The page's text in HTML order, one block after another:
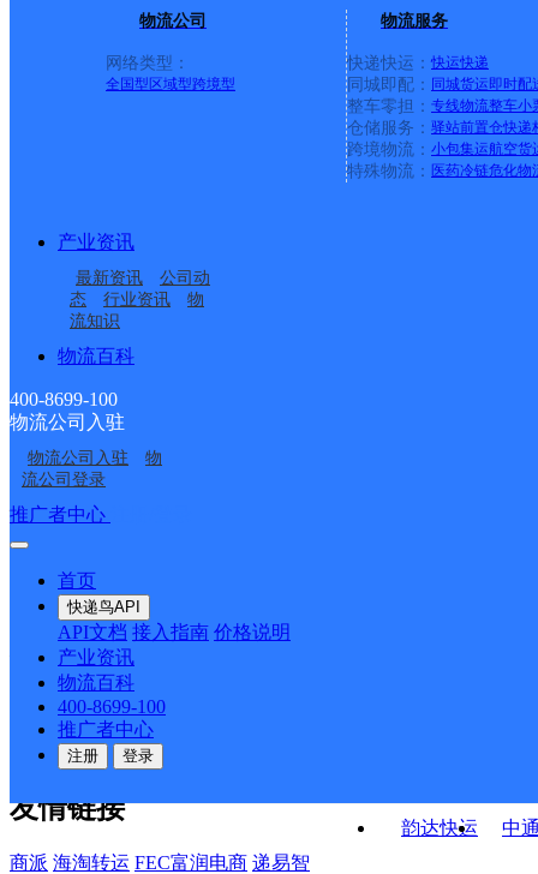
物流公司
网络类型：
全国型 区域型跨境型
物流服务
快递快运： 快运快递
同城即配： 同城货运即时配
整车零担： 专线物流整车小
仓储服务： 驿站前置仓快递
跨境物流： 小包集运航空货
特殊物流： 医药冷链危化物
产业资讯
最新资讯
公司动
态
行业资讯
物
流知识
物流百科
400-8699-100
物流公司入驻
物流公司入驻
物
流公司登录
推广者中心
首页
快递鸟API
API文档 接入指南 价格说明
产业资讯
物流百科
400-8699-100
推广者中心
注册 登录
柯东服务部
浙江绍兴柯桥滨海公司
浙江绍兴柯岩公司
绍兴滨海新区
浙江绍兴县柯南公司
浙江主城区公司柯桥万
达服务部
绍兴柯桥区兰亭街道营
韵达快运
中
接口API
API接口 DEMO下载
关于我们
公司介绍 企业动态
合作伙伴 快递鸟接口服务协议
户隐私政策
友情链接
商派 海淘转运 FEC富润电商 递易智